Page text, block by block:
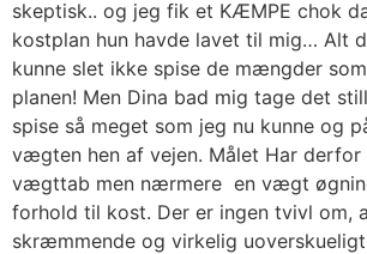
skeptisk.. og jeg fik et KÆMPE chok
kostplan hun havde lavet til mig… Alt
kunne slet ikke spise de mængder
planen! Men Dina bad mig tage det
spise så meget som jeg nu kunne og
vægten hen af vejen. Målet Har
vægttab men nærmere en vægt
forhold til kost. Der er ingen tvivl om,
skræmmende og virkelig